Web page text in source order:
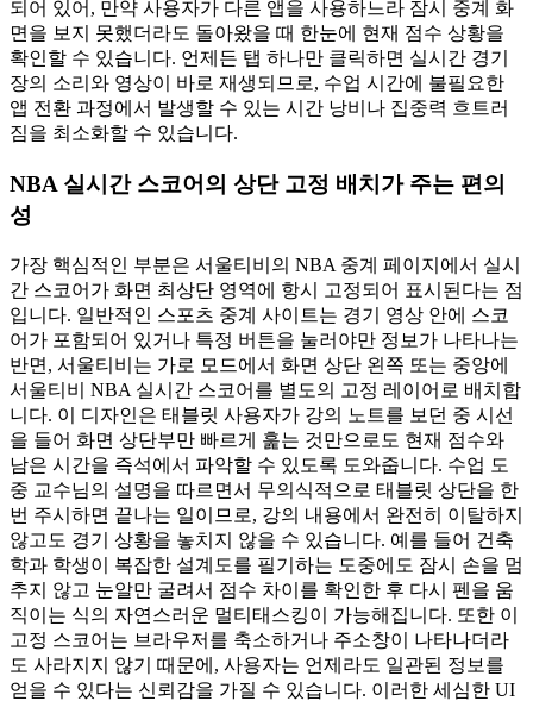
되어 있어, 만약 사용자가 다른 앱을 사용하느라 잠시 중계 화
면을 보지 못했더라도 돌아왔을 때 한눈에 현재 점수 상황을
확인할 수 있습니다. 언제든 탭 하나만 클릭하면 실시간 경기
장의 소리와 영상이 바로 재생되므로, 수업 시간에 불필요한
앱 전환 과정에서 발생할 수 있는 시간 낭비나 집중력 흐트러
짐을 최소화할 수 있습니다.
NBA 실시간 스코어의 상단 고정 배치가 주는 편의
성
가장 핵심적인 부분은 서울티비의 NBA 중계 페이지에서 실시
간 스코어가 화면 최상단 영역에 항시 고정되어 표시된다는 점
입니다. 일반적인 스포츠 중계 사이트는 경기 영상 안에 스코
어가 포함되어 있거나 특정 버튼을 눌러야만 정보가 나타나는
반면, 서울티비는 가로 모드에서 화면 상단 왼쪽 또는 중앙에
서울티비 NBA 실시간 스코어를 별도의 고정 레이어로 배치합
니다. 이 디자인은 태블릿 사용자가 강의 노트를 보던 중 시선
을 들어 화면 상단부만 빠르게 훑는 것만으로도 현재 점수와
남은 시간을 즉석에서 파악할 수 있도록 도와줍니다. 수업 도
중 교수님의 설명을 따르면서 무의식적으로 태블릿 상단을 한
번 주시하면 끝나는 일이므로, 강의 내용에서 완전히 이탈하지
않고도 경기 상황을 놓치지 않을 수 있습니다. 예를 들어 건축
학과 학생이 복잡한 설계도를 필기하는 도중에도 잠시 손을 멈
추지 않고 눈알만 굴려서 점수 차이를 확인한 후 다시 펜을 움
직이는 식의 자연스러운 멀티태스킹이 가능해집니다. 또한 이
고정 스코어는 브라우저를 축소하거나 주소창이 나타나더라
도 사라지지 않기 때문에, 사용자는 언제라도 일관된 정보를
얻을 수 있다는 신뢰감을 가질 수 있습니다. 이러한 세심한 UI